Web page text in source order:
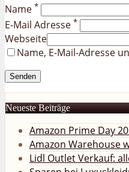
Name *
E-Mail Adresse *
Webseite
Name, E-Mail-Adresse
Neueste Beiträge
Amazon Prime Day
Amazon Warehouse
Lidl Outlet Verkauf: